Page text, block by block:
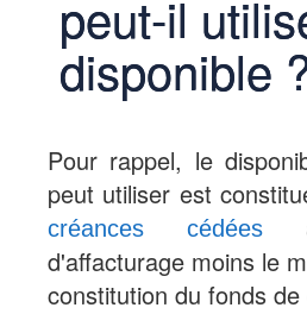
peut-il
disponible
Pour rappel, le
peut utiliser est
créances cédées
d'affacturage moins le
constitution du fonds de